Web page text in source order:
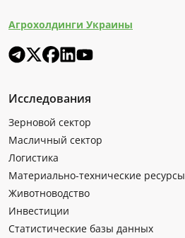
Агрохолдинги Украины
Исследования
Зерновой сектор
Масличный сектор
Логистика
Материально-технические ресурсы
Животноводство
Инвестиции
Статистические базы данных